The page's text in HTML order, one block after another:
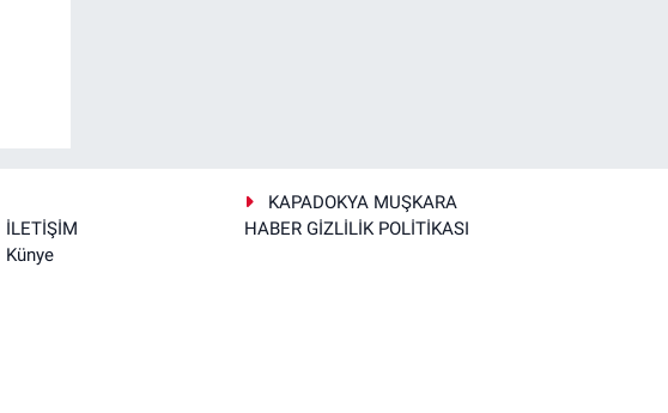
İLETİŞİM
KAPADOKYA MUŞKARA
HABER GİZLİLİK POLİTİKASI
Künye